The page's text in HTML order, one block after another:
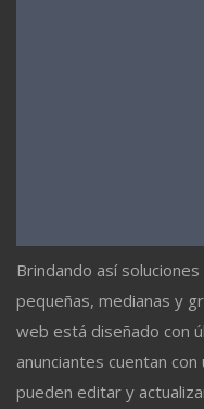
Brindando así
pequeñas, medianas y
web está diseñado con
anunciantes cuentan
pueden editar y